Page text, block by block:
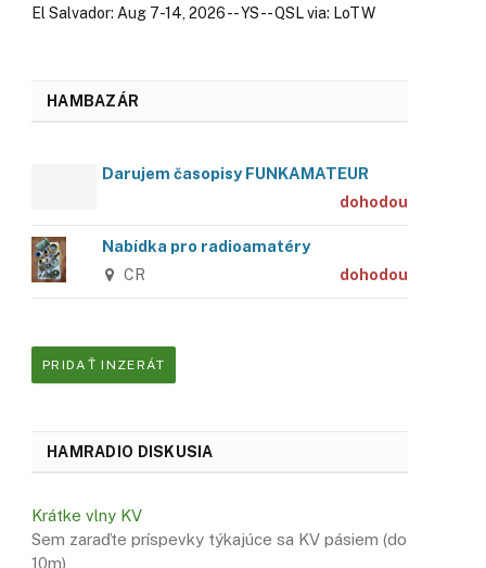
El Salvador: Aug 7-14, 2026 -- YS -- QSL via: LoTW
HAMBAZÁR
Darujem časopisy FUNKAMATEUR
dohodou
Nabídka pro radioamatéry
CR dohodou
PRIDAŤ INZERÁT
HAMRADIO DISKUSIA
Krátke vlny KV
Sem zaraďte príspevky týkajúce sa KV pásiem (do
10m)